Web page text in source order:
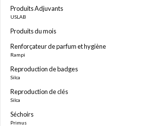
Produits Adjuvants
USLAB
Produits du mois
Renforçateur de parfum et hygiène
Rampi
Reproduction de badges
Silca
Reproduction de clés
Silca
Séchoirs
Primus